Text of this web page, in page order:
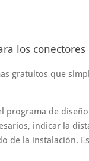
los
gratuitos que
programa de
indicar la
de la instalación.